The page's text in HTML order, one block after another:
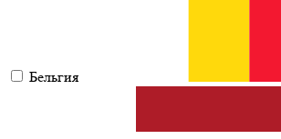
Бельгия